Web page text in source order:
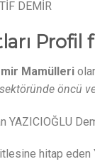
DEMİR
Profil
Mamülleri
sektöründe öncü
YAZICIOĞLU
hitap eden